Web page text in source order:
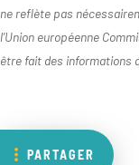
PARTAGER
ne reflète pas
l’Union européenne
être fait des informations